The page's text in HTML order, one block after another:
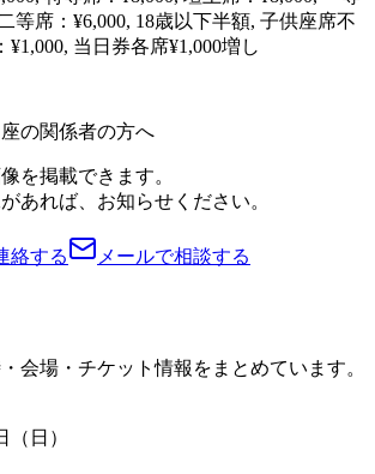
等席：¥6,000, 18歳以下半額, 子供座席不
¥1,000, 当日券各席¥1,000増し
の関係者の方へ
を掲載できます。
あれば、お知らせください。
絡する メールで相談する
会場・チケット情報をまとめています。
（日）